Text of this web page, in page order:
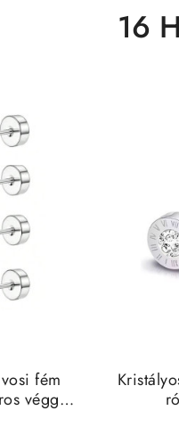
16
fém
véggel -